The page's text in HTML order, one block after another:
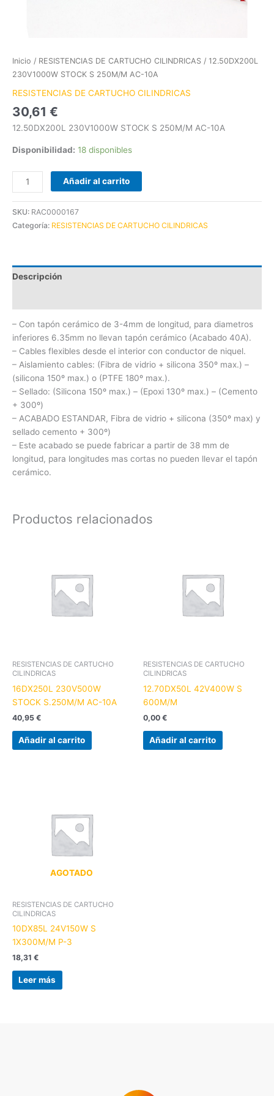
Inicio / RESISTENCIAS DE CARTUCHO CILINDRICAS / 12.50DX200L
230V1000W STOCK S 250M/M AC-10A
RESISTENCIAS DE CARTUCHO CILINDRICAS
30,61 €
12.50DX200L 230V1000W STOCK S 250M/M AC-10A
Disponibilidad: 18 disponibles
Añadir al carrito
SKU: RAC0000167
Categoría: RESISTENCIAS DE CARTUCHO CILINDRICAS
Descripción
– Con tapón cerámico de 3-4mm de longitud, para diametros
inferiores 6.35mm no llevan tapón cerámico (Acabado 40A).
– Cables flexibles desde el interior con conductor de niquel.
– Aislamiento cables: (Fibra de vidrio + silicona 350º max.) –
(silicona 150º max.) o (PTFE 180º max.).
– Sellado: (Silicona 150º max.) – (Epoxi 130º max.) – (Cemento
+ 300º)
– ACABADO ESTANDAR, Fibra de vidrio + silicona (350º max) y
sellado cemento + 300º)
– Este acabado se puede fabricar a partir de 38 mm de
longitud, para longitudes mas cortas no pueden llevar el tapón
cerámico.
Productos relacionados
RESISTENCIAS DE CARTUCHO
CILINDRICAS
16DX250L 230V500W
STOCK S.250M/M AC-10A
40,95 €
Añadir al carrito
RESISTENCIAS DE CARTUCHO
CILINDRICAS
12.70DX50L 42V400W S
600M/M
0,00 €
Añadir al carrito
AGOTADO
RESISTENCIAS DE CARTUCHO
CILINDRICAS
10DX85L 24V150W S
1X300M/M P-3
18,31 €
Leer más